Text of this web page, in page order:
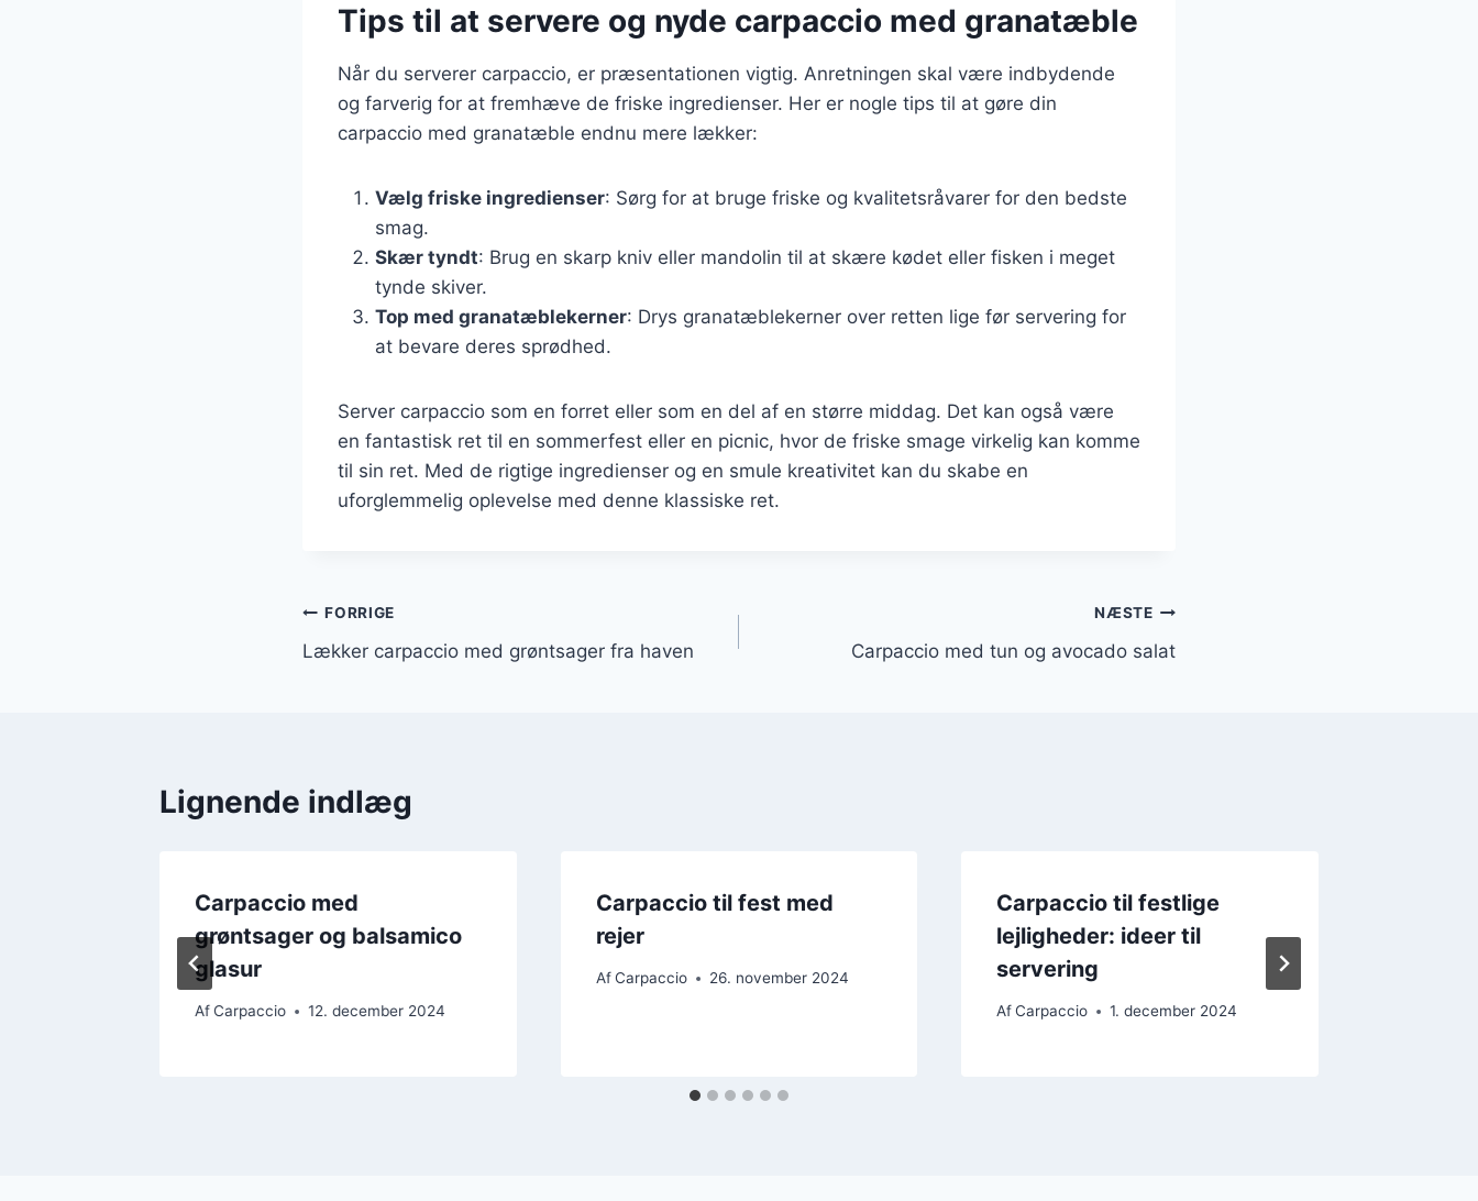
Tips til at servere og nyde carpaccio med granatæble
Når du serverer carpaccio, er præsentationen vigtig. Anretningen skal være indbydende
og farverig for at fremhæve de friske ingredienser. Her er nogle tips til at gøre din
carpaccio med granatæble endnu mere lækker:
Vælg friske ingredienser: Sørg for at bruge friske og kvalitetsråvarer for den bedste
smag.
Skær tyndt: Brug en skarp kniv eller mandolin til at skære kødet eller fisken i meget
tynde skiver.
Top med granatæblekerner: Drys granatæblekerner over retten lige før servering for
at bevare deres sprødhed.
Server carpaccio som en forret eller som en del af en større middag. Det kan også være
en fantastisk ret til en sommerfest eller en picnic, hvor de friske smage virkelig kan komme
til sin ret. Med de rigtige ingredienser og en smule kreativitet kan du skabe en
uforglemmelig oplevelse med denne klassiske ret.
Indlægsnavigation
FORRIGE
Lækker carpaccio med grøntsager fra haven
NÆSTE
Carpaccio med tun og avocado salat
Lignende indlæg
Carpaccio med
grøntsager og balsamico
glasur
AfCarpaccio 12. december 2024
Carpaccio til fest med
rejer
Af Carpaccio 26. november 2024
Carpaccio til festlige
lejligheder: ideer til
servering
Af Carpaccio 1. december 2024